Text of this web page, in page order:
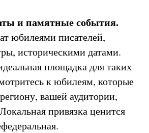
и памятные события.
юбилеями писателей,
историческими датами.
площадка для таких
к юбилеям, которые
вашей аудитории,
привязка ценится